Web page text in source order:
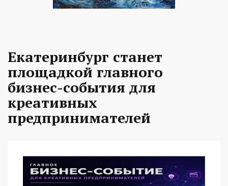
Екатеринбург станет
площадкой главного
бизнес-события для
креативных
предпринимателей